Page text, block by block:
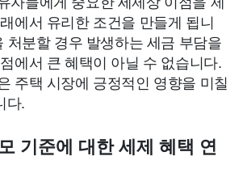
에서 유리한 조건을 만들게 됩니
처분할 경우 발생하는 세금 부담을
에서 큰 혜택이 아닐 수 없습니다.
주택 시장에 긍정적인 영향을 미칠
다.
기준에 대한 세제 혜택 연